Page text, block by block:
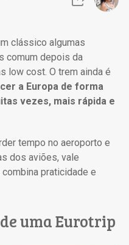
clássico algumas
comum depois da
low cost. O trem ainda é
a Europa de forma
vezes, mais rápida e
tempo no aeroporto e
dos aviões, vale
praticidade e
uma Eurotrip